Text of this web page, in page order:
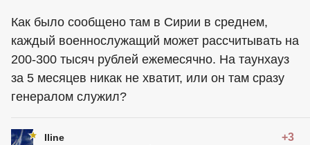
Как было сообщено там в Сирии в среднем,
каждый военнослужащий может рассчитывать на
200-300 тысяч рублей ежемесячно. На таунхауз
за 5 месяцев никак не хватит, или он там сразу
генералом служил?
Iline +3